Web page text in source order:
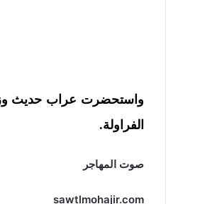
واستحضرت عراب حديث
الفراولة.
صوت المهاجر
sawtlmohajir.com